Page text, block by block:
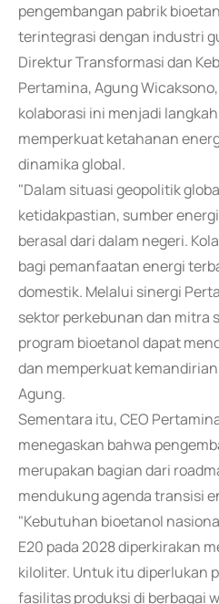
pengembangan pabrik
terintegrasi dengan industri
Direktur Transformasi dan
Pertamina, Agung
kolaborasi ini menjadi
memperkuat ketahanan
dinamika global.
"Dalam situasi geopolitik
ketidakpastian, sumber
berasal dari dalam negeri.
bagi pemanfaatan energi
domestik. Melalui sinergi
sektor perkebunan dan mitra
program bioetanol dapat
dan memperkuat
Agung.
Sementara itu, CEO
menegaskan bahwa
merupakan bagian dari
mendukung agenda transisi
"Kebutuhan bioetanol
E20 pada 2028 diperkirakan
kiloliter. Untuk itu diperlukan
fasilitas produksi di berbagai